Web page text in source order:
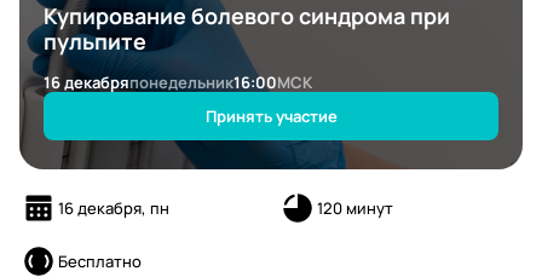
Купирование болевого синдрома при
пульпите
16 декабряпонедельник16:00МСК
Принять участие
16 декабря, пн 120 минут
Бесплатно